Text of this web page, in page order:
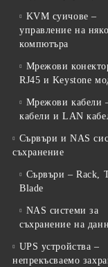
KVM суичове –
управление на
компютъра
Мрежови
RJ45 и Keystone
Мрежови кабели
кабели и LAN
Сървъри и NAS
съхранение
Сървъри – Rack,
Blade
NAS системи за
съхранение на
UPS устройства –
непрекъсваемо